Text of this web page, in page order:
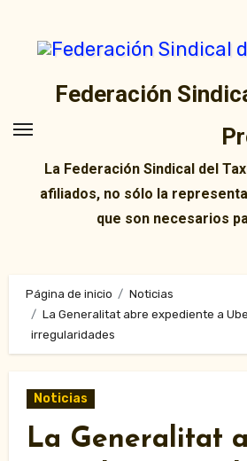
contenido
Federación
La Federación Sindical del
afiliados, no sólo la
que son necesarios
Página de inicio
Noticias
La Generalitat abre expediente a
irregularidades
Noticias
La Generalitat